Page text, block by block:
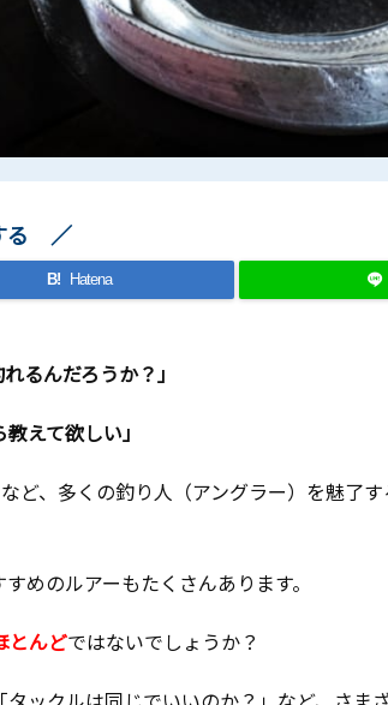
B! Hatena
るんだろうか？」
えて欲しい」
ど、多くの釣り人（アングラー）を魅了
めのルアーもたくさんあります。
とんどではないでしょうか？